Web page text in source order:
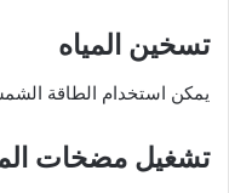
تسخين المياه
يمكن استخدام الطاقة
تشغيل مضخات